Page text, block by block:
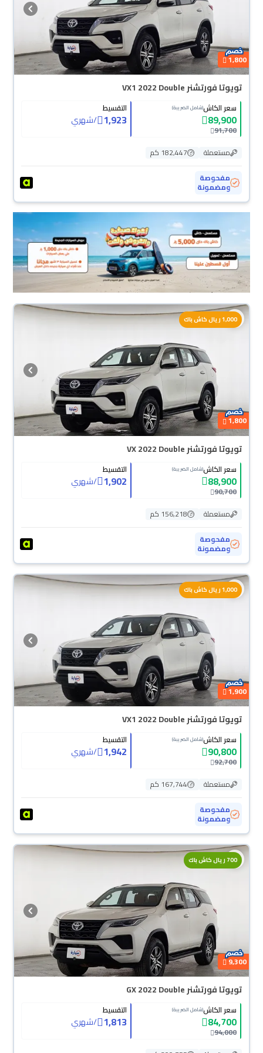
1,800
تويوتا فورتشنر VX1 2022 Double
سعر الكاش(شامل الضريبة)
89,900
91,700
التقسيط
1,923
/شهري
مستعملة
182,447 كم
مفحوصة
ومضمونة
1,000 ريال كاش باك
1,800
تويوتا فورتشنر VX 2022 Double
سعر الكاش(شامل الضريبة)
88,900
90,700
التقسيط
1,902
/شهري
مستعملة
156,218 كم
مفحوصة
ومضمونة
1,000 ريال كاش باك
1,900
تويوتا فورتشنر VX1 2022 Double
سعر الكاش(شامل الضريبة)
90,800
92,700
التقسيط
1,942
/شهري
مستعملة
167,744 كم
مفحوصة
ومضمونة
700 ريال كاش باك
9,300
تويوتا فورتشنر GX 2022 Double
سعر الكاش(شامل الضريبة)
84,700
94,000
التقسيط
1,813
/شهري